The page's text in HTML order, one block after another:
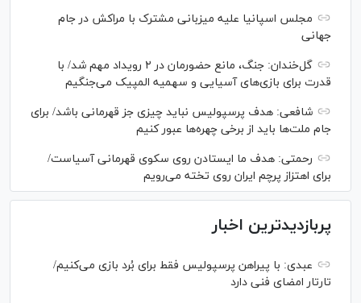
مجلس اسپانیا علیه میزبانی مشترک با مراکش در جام
جهانی
گل‌خندان: جنگ، مانع حضورمان در ۲ رویداد مهم شد/ با
قدرت برای بازی‌های آسیایی و سهمیه المپیک می‌جنگیم
شافعی: هدف پرسپولیس نباید چیزی جز قهرمانی باشد/ برای
جام ملت‌ها باید از برخی چهره‌ها عبور کنیم
رحمتی: هدف ما ایستادن روی سکوی قهرمانی آسیاست/
برای اهتزاز پرچم ایران روی تخته می‌رویم
پربازدیدترین اخبار
عبدی: با پیراهن پرسپولیس فقط برای بُرد بازی می‌کنیم/
تارتار امضای فنی دارد